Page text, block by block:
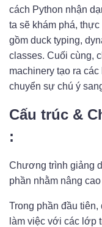
cách Python nhận
ta sẽ khám phá,
gồm duck typing,
classes. Cuối cùng,
machinery tạo ra
chuyển sự chú ý
Cấu trúc &
:
Chương trình giảng
phần nhằm nâng
Trong phần đầu
làm việc với các lớp